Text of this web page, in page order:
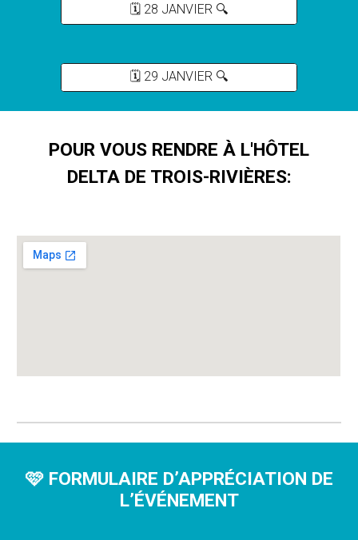
🗓️ 28 JANVIER 🔍
🗓️ 29 JANVIER 🔍
POUR VOUS RENDRE À L'HÔTEL
DELTA DE TROIS-RIVIÈRES:
🩷 FORMULAIRE D’APPRÉCIATION DE
L’ÉVÉNEMENT